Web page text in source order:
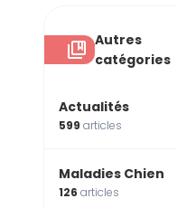
Autres
catégories
Actualités
599articles
Maladies Chien
126articles